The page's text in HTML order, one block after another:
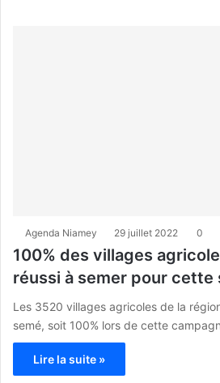
Agenda Niamey 29 juillet 2022 0
100% des villages
réussi à semer pour cette
Les 3520 villages agricoles de la
semé, soit 100% lors de cette
Lire la suite »